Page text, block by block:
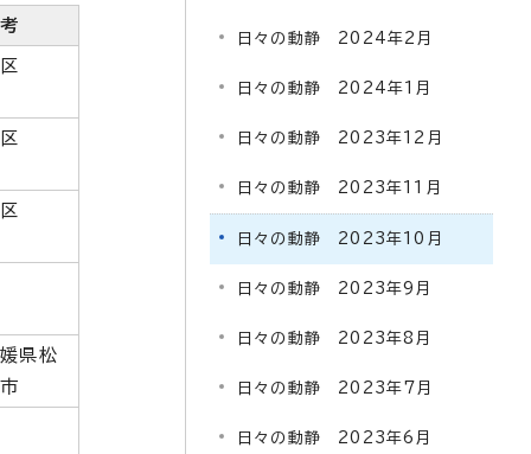
県松
日々の動静 2024年2月
日々の動静 2024年1月
日々の動静 2023年12月
日々の動静 2023年11月
日々の動静 2023年10月
日々の動静 2023年9月
日々の動静 2023年8月
日々の動静 2023年7月
日々の動静 2023年6月